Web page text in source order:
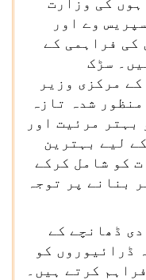
کی وزارت
وے اور
کی فراہمی کے
سڑک
مرکزی وزیر
شدہ تازہ
مرئیت اور
لیے بہترین
کو شامل کرکے
بنانے پر توجہ
ڈھانچے کے
ڈرائیوروں کو
کرتے ہیں۔